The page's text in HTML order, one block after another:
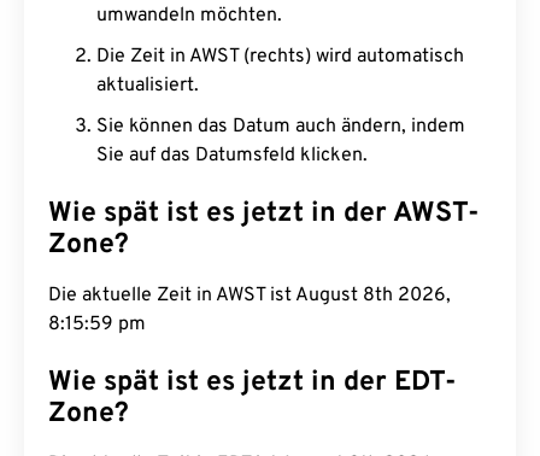
umwandeln möchten.
Die Zeit in AWST (rechts) wird automatisch
aktualisiert.
Sie können das Datum auch ändern, indem
Sie auf das Datumsfeld klicken.
Wie spät ist es jetzt in der AWST-
Zone?
Die aktuelle Zeit in AWST ist August 8th 2026,
8:16:00 pm
Wie spät ist es jetzt in der EDT-
Zone?